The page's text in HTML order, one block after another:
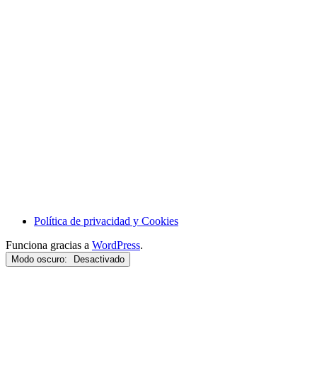
Política de privacidad y Cookies
Funciona gracias a WordPress.
Modo oscuro: